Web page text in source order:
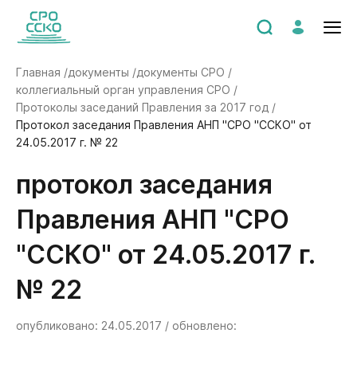
Главная /документы /документы СРО /
коллегиальный орган управления СРО /
Протоколы заседаний Правления за 2017 год /
Протокол заседания Правления АНП "СРО "ССКО" от
24.05.2017 г. № 22
Протокол заседания
Правления АНП "СРО
"ССКО" от 24.05.2017 г.
№ 22
опубликовано: 24.05.2017 / обновлено: